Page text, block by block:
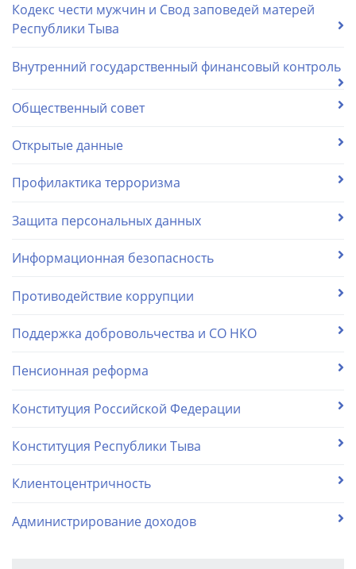
Кодекс чести мужчин и Cвод заповедей матерей
Республики Тыва
Внутренний государственный финансовый контроль
Общественный совет
Открытые данные
Профилактика терроризма
Защита персональных данных
Информационная безопасность
Противодействие коррупции
Поддержка добровольчества и СО НКО
Пенсионная реформа
Конституция Российской Федерации
Конституция Республики Тыва
Клиентоцентричность
Администрирование доходов